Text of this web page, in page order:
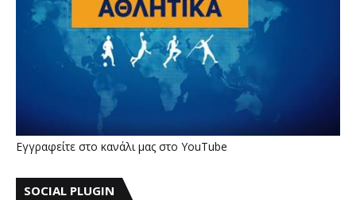
Εγγραφείτε στο κανάλι μας στο YouTube
SOCIAL PLUGIN